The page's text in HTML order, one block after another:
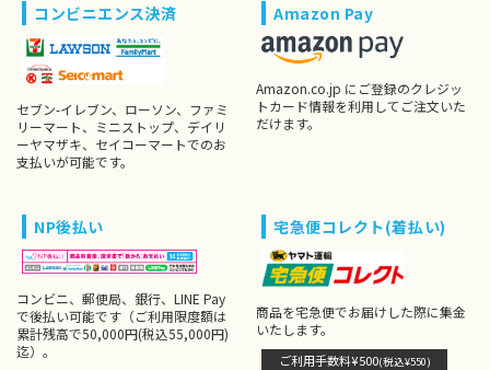
コンビニエンス決済
セブン-イレブン、ローソン、ファミ
リーマート、ミニストップ、デイリ
ーヤマザキ、セイコーマートでのお
支払いが可能です。
Amazon Pay
Amazon.co.jp にご登録のクレジッ
トカード情報を利用してご注文いた
だけます。
NP後払い
コンビニ、郵便局、銀行、LINE Pay
で後払い可能です（ご利用限度額は
累計残高で50,000円(税込55,000円)
迄）。
宅急便コレクト(着払い)
商品を宅急便でお届けした際に集金
いたします。
ご利用手数料¥500(税込¥550)